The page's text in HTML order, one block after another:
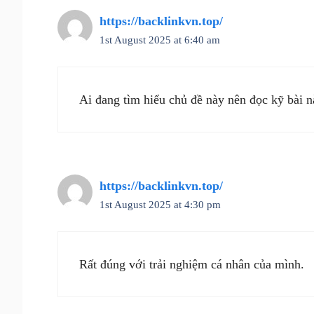
https://backlinkvn.top/
1st August 2025 at 6:40 am
Ai đang tìm hiểu chủ đề này nên đọc kỹ bài
https://backlinkvn.top/
1st August 2025 at 4:30 pm
Rất đúng với trải nghiệm cá nhân của mình.